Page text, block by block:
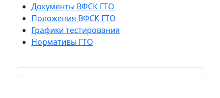
Документы ВФСК ГТО
Положения ВФСК ГТО
Графики тестирования
Нормативы ГТО